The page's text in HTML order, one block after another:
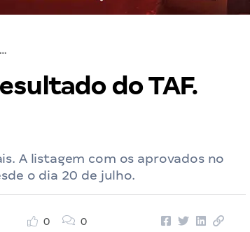
o resultado do TAF. Confira a lista!
do TAF.
A listagem com os aprovados no
o dia 20 de julho.
0 0